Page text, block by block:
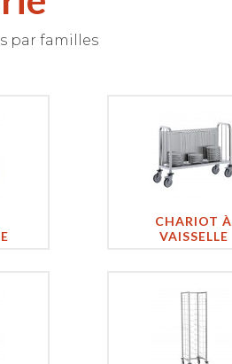
par familles
CHARIOT À
VAISSELLE